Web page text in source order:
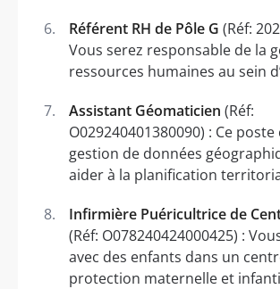
Référent RH de Pôle G (Réf:
Vous serez responsable de la
ressources humaines au sein
Assistant Géomaticien (Réf:
O029240401380090) : Ce
gestion de données
aider à la planification
Infirmière Puéricultrice de
(Réf: O078240424000425) :
avec des enfants dans un
protection maternelle et